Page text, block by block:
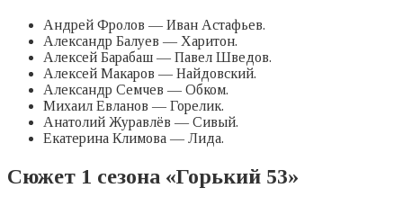
Андрей Фролов — Иван Астафьев.
Александр Балуев — Харитон.
Алексей Барабаш — Павел Шведов.
Алексей Макаров — Найдовский.
Александр Семчев — Обком.
Михаил Евланов — Горелик.
Анатолий Журавлёв — Сивый.
Екатерина Климова — Лида.
Сюжет 1 сезона «Горький 53»